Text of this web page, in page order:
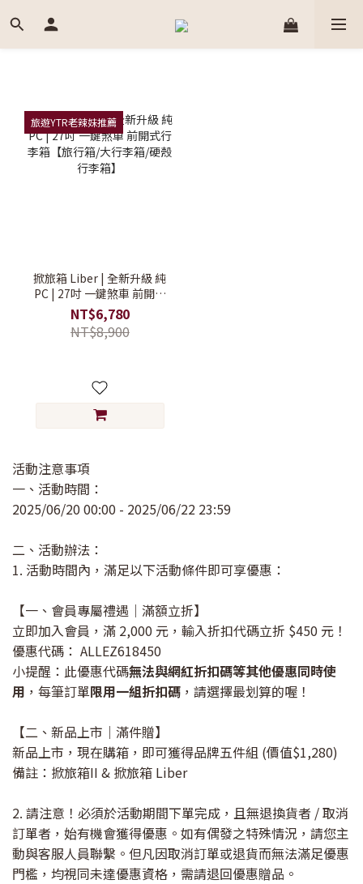
旅遊YTR老辣妹推薦
掀旅箱 Liber | 全新升級 純
PC | 27吋 一鍵煞車 前開式
行李箱【旅行箱/大行李箱/
硬殼行李箱】
NT$6,780
NT$8,900
活動注意事項
一、活動時間：
2025/06/20 00:00 - 2025/06/22 23:59
二、活動辦法：
1. 活動時間內，滿足以下活動條件即可享優惠：
【一、會員專屬禮遇｜滿額立折】
立即加入會員，滿 2,000 元，輸入折扣代碼立折 $450 元！
優惠代碼： ALLEZ618450
小提醒：此優惠代碼無法與網紅折扣碼等其他優惠同時使
用 ，每筆訂單限用一組折扣碼 ，請選擇最划算的喔！
【二、新品上市｜滿件贈】
新品上市，現在購箱，即可獲得品牌五件組 (價值$1,280)
備註：掀旅箱II & 掀旅箱 Liber
2. 請注意！必須於活動期間下單完成，且無退換貨者 / 取消
訂單者，始有機會獲得優惠。如有偶發之特殊情況，請您主
動與客服人員聯繫。但凡因取消訂單或退貨而無法滿足優惠
門檻，均視同未達優惠資格，需請退回優惠贈品。